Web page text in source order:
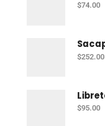
$74.00
$252.00
$95.00